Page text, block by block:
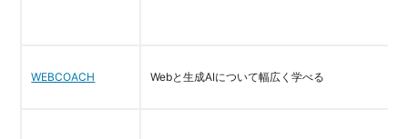
WEBCOACH Webと生成AIについて幅広く学べる